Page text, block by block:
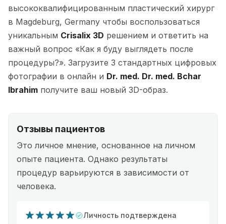
высококвалифицированным пластический хирург
в Magdeburg, Germany чтобы воспользоваться
уникальным Crisalix 3D решением и ответить на
важный вопрос «Как я буду выглядеть после
процедуры?». Загрузите 3 стандартных цифровых
фотографии в онлайн и Dr. med. Dr. med. Bchar
Ibrahim получите ваш новый 3D-образ.
Отзывы пациентов
Это личное мнение, основанное на личном
опыте пациента. Однако результаты
процедур варьируются в зависимости от
человека.
Личность подтверждена